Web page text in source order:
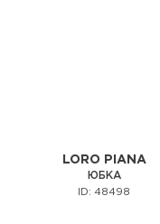
LORO PIANA
ЮБКА
ID: 48498